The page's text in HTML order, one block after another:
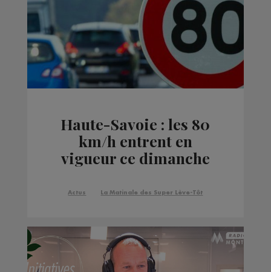
Haute-Savoie : les 80
km/h entrent en
vigueur ce dimanche
secondaires
Actus La Matinale des Super Lève-Tôt